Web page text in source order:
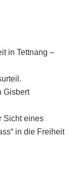
in Tettnang –
Gisbert
Sicht eines
in die Freiheit